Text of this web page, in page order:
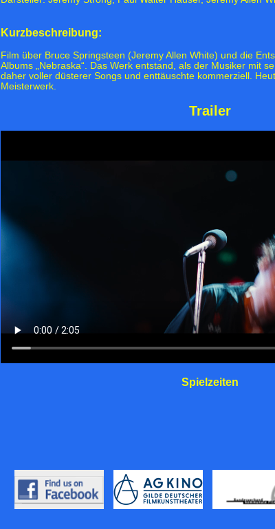
Kurzbeschreibung:
Film über Bruce Springsteen (Jeremy Allen White) und die
Albums „Nebraska“. Das Werk entstand, als der Musiker mit
daher voller düsterer Songs und enttäuschte kommerziell.
Meisterwerk.
Trailer
Spielzeiten